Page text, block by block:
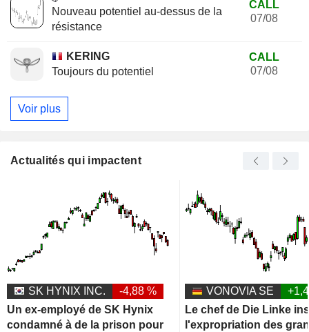
Nouveau potentiel au-dessus de la
résistance
CALL
07/08
KERING
Toujours du potentiel
CALL
07/08
Voir plus
Actualités qui impactent
SK HYNIX INC.
-4,88 %
Un ex-employé de SK Hynix
condamné à de la prison pour
VONOVIA SE
Le chef de Die Linke
l'expropriation des